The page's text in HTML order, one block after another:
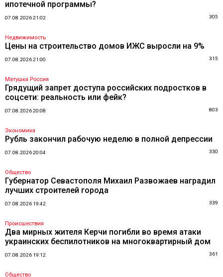
ипотечной программы?
07.08.2026 21:02 305
Недвижимость
Цены на строительство домов ИЖС выросли на 9%
07.08.2026 21:00 315
Матушка Россия
Грядущий запрет доступа российских подростков в
соцсети: реальность или фейк?
07.08.2026 20:08 803
Экономика
Рубль закончил рабочую неделю в полной депрессии
07.08.2026 20:04 330
Общество
Губернатор Севастополя Михаил Развожаев наградил
лучших строителей города
07.08.2026 19:42 339
Происшествия
Два мирных жителя Керчи погибли во время атаки
украинских беспилотников на многоквартирный дом
07.08.2026 19:12 361
Общество